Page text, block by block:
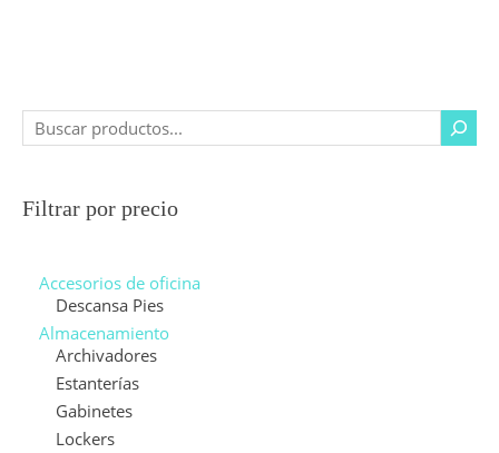
Filtrar por precio
Accesorios de oficina
Descansa Pies
Almacenamiento
Archivadores
Estanterías
Gabinetes
Lockers